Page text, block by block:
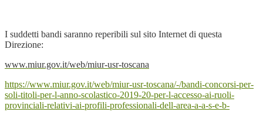
I suddetti bandi saranno reperibili sul sito Internet di questa
Direzione:
www.miur.gov.it/web/miur-usr-toscana
https://www.miur.gov.it/web/miur-usr-toscana/-/bandi-concorsi-per-
soli-titoli-per-l-anno-scolastico-2019-20-per-l-accesso-ai-ruoli-
provinciali-relativi-ai-profili-professionali-dell-area-a-a-s-e-b-